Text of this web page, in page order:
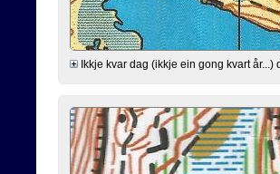
Ikkje kvar dag (ikkje ein gong kvart